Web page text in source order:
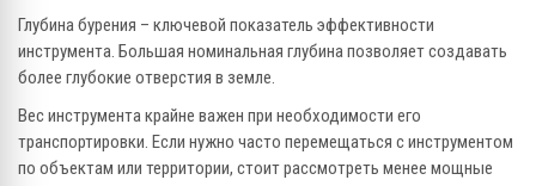
Глубина бурения – ключевой показатель эффективности
инструмента. Большая номинальная глубина позволяет создавать
более глубокие отверстия в земле.
Вес инструмента крайне важен при необходимости его
транспортировки. Если нужно часто перемещаться с инструментом
по объектам или территории, стоит рассмотреть менее мощные